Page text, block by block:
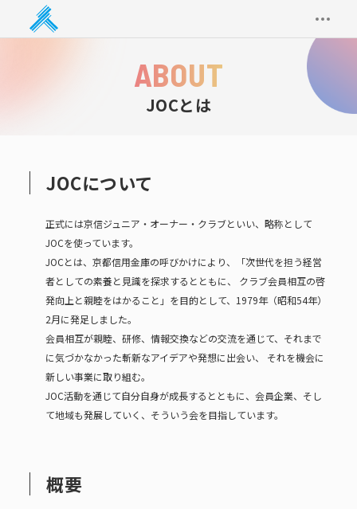
BLOG
ABOUT
JOCとは
JOCについて
正式には京信ジュニア・オーナー・クラブといい、略称として
JOCを使っています。
JOCとは、京都信用金庫の呼びかけにより、「次世代を担う経営
者としての素養と見識を探求するとともに、
クラブ会員相互の啓
発向上と親睦をはかること」を目的として、1979年（昭和54年）
2月に発足しました。
会員相互が親睦、研修、情報交換などの交流を通じて、それまで
に気づかなかった斬新なアイデアや発想に出会い、
それを機会に
新しい事業に取り組む。
JOC活動を通じて自分自身が成長するとともに、会員企業、そし
て地域も発展していく、そういう会を目指しています。
概要